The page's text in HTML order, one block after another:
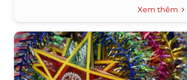
Xem thêm